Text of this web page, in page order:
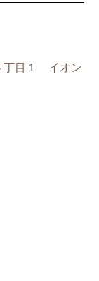
丁目１ イオン